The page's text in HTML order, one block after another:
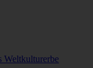
Weltkulturerbe